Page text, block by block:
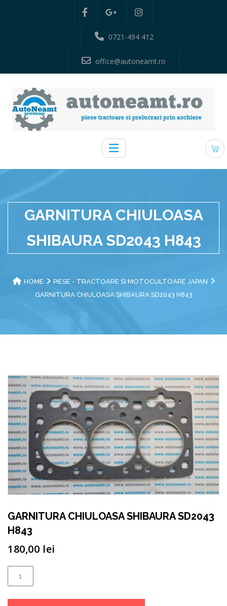
0721-494 412
office@autoneamt.ro
GARNITURA CHIULOASA
SHIBAURA SD2043 H843
HOME
PIESE - TRACTOARE SI MOTOCULTOARE JAPAN
GARNITURA CHIULOASA SHIBAURA SD2043 H843
GARNITURA CHIULOASA SHIBAURA SD2043
H843
180,00 lei
GARNITURA
CHIULOASA